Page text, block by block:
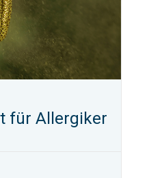
für Allergiker